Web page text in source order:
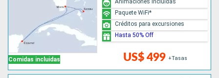
Comidas incluidas US$ 499 +Tasas
Paquete WiFi*
Créditos para excursiones
Hasta 50% Off